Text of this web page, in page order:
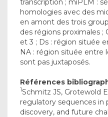
transcription ; miPLM :
homologies avec des
en amont des trois
des régions proximales ;
et 3 ; Ds : région située
NA : région située entre
sont pas juxtaposés.
Références
1Schmitz JS, Grotewold
regulatory sequences in
discovery, and future